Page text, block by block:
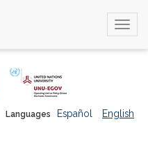
Languages Español English